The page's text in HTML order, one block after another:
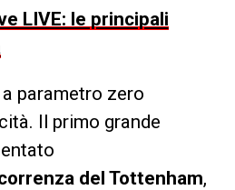
LIVE: le principali
parametro zero
Il primo grande
del Tottenham,